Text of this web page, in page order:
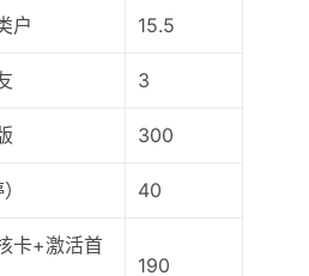
户 15.5
3
300
40
卡+激活首
190